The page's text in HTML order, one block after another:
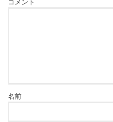
コメント
名前